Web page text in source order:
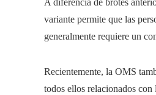
variante permite que las
generalmente requiere un
Recientemente, la OMS
todos ellos relacionados